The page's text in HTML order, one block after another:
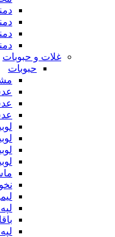
غلات و حبوبات
حبوبات